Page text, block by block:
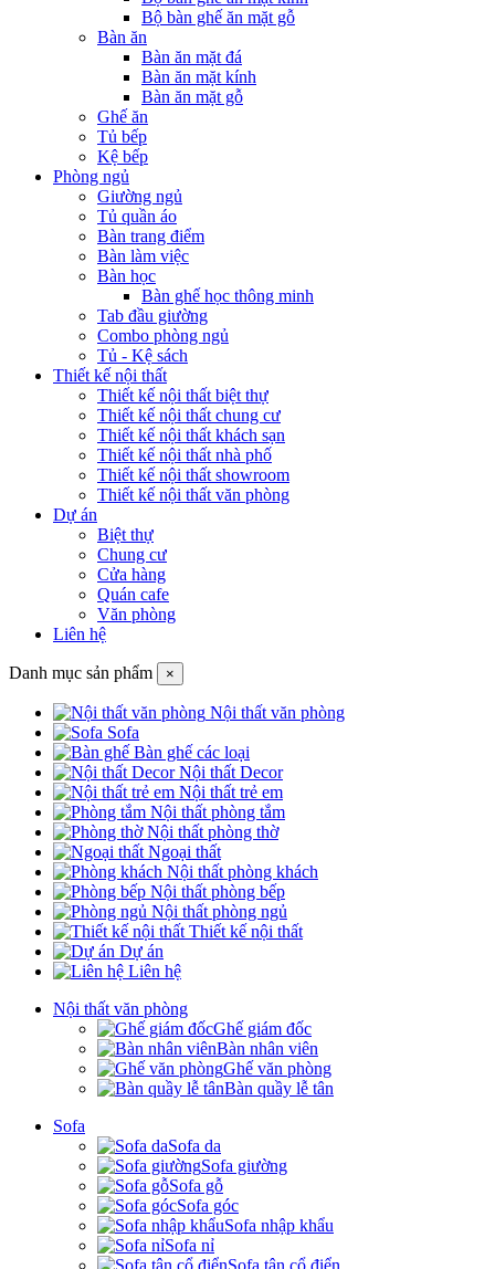
Bộ bàn ghế ăn mặt gỗ
Bàn ăn
Bàn ăn mặt đá
Bàn ăn mặt kính
Bàn ăn mặt gỗ
Ghế ăn
Tủ bếp
Kệ bếp
Phòng ngủ
Giường ngủ
Tủ quần áo
Bàn trang điểm
Bàn làm việc
Bàn học
Bàn ghế học thông minh
Tab đầu giường
Combo phòng ngủ
Tủ - Kệ sách
Thiết kế nội thất
Thiết kế nội thất biệt thự
Thiết kế nội thất chung cư
Thiết kế nội thất khách sạn
Thiết kế nội thất nhà phố
Thiết kế nội thất showroom
Thiết kế nội thất văn phòng
Dự án
Biệt thự
Chung cư
Cửa hàng
Quán cafe
Văn phòng
Liên hệ
Danh mục sản phẩm ×
Nội thất văn phòng
Sofa
Bàn ghế các loại
Nội thất Decor
Nội thất trẻ em
Nội thất phòng tắm
Nội thất phòng thờ
Ngoại thất
Nội thất phòng khách
Nội thất phòng bếp
Nội thất phòng ngủ
Thiết kế nội thất
Dự án
Liên hệ
Nội thất văn phòng
Ghế giám đốc
Bàn nhân viên
Ghế văn phòng
Bàn quầy lễ tân
Sofa
Sofa da
Sofa giường
Sofa gỗ
Sofa góc
Sofa nhập khẩu
Sofa nỉ